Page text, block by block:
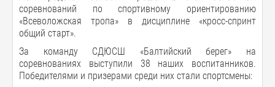
соревнований по спортивному ориентированию
«Всеволожская тропа» в дисциплине «кросс-спринт
общий старт».
За команду СДЮСШ «Балтийский берег» на
соревнованиях выступили 38 наших воспитанников.
Победителями и призерами среди них стали спортсмены: